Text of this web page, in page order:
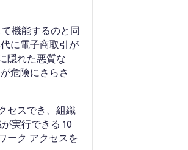
機能するのと同
に電子商取引が
隠れた悪質な
危険にさらさ
セスでき、組織
実行できる 10
ーク アクセスを